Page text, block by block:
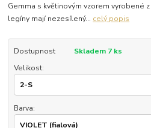
Gemma s květinovým vzorem vyrobené
legíny mají nezesílený... celý popis
Dostupnost
Skladem 7 ks
Velikost:
Barva: